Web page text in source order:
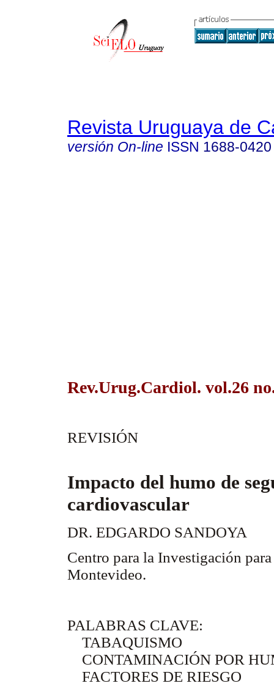
Revista Uruguaya de
versión On-line ISSN 1688-0420
Rev.Urug.Cardiol. vol.26
REVISIÓN
Impacto del humo de
cardiovascular
DR. EDGARDO SANDOYA
Centro para la Investigación
Montevideo.
PALABRAS CLAVE:
TABAQUISMO
CONTAMINACIÓN POR
FACTORES DE RIESGO